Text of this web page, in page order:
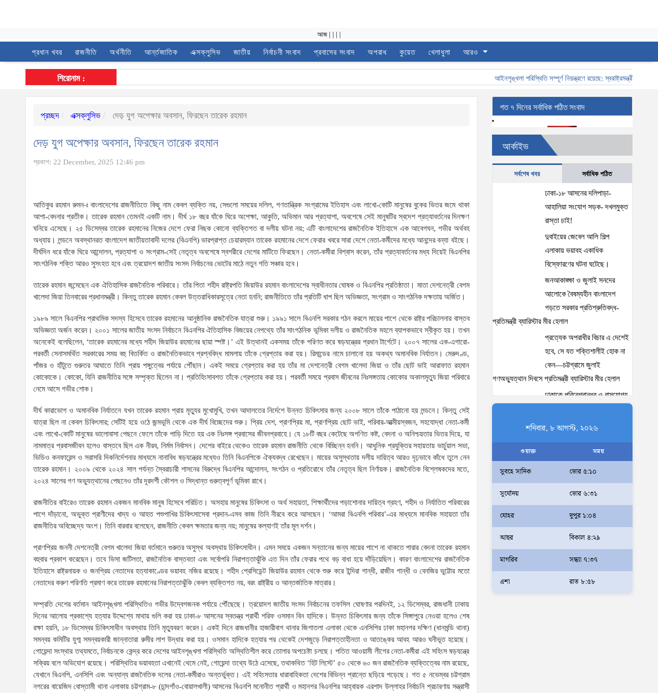
আজ
প্রধান খবর রাজনীতি অর্থনীতি আর্ন্তজাতিক এক্সক্লুসিভ জাতীয় নির্বাচনী সংবাদ প্রবাসের সংবাদ অপরাধ কুয়েত খেলাধুলা আরও
শিরোনাম : আইনশৃঙ্খলা পরিস্থিতি সম্পূর্ণ নিয়ন্ত্রণে রয়েছে: স্বরাষ্ট্রমন্ত্রী
প্রচ্ছদ এক্সক্লুসিভ দেড় যুগ অপেক্ষার অবসান, ফিরছেন তারেক রহমান
দেড় যুগ অপেক্ষার অবসান, ফিরছেন তারেক রহমান
প্রকাশ: 22 December, 2025 12:46 pm
আতিকুর রহমান রুমন-ঃ বাংলাদেশের রাজনীতিতে কিছু নাম কেবল ব্যক্তি নয়, সেগুলো সময়ের দলিল, গণতান্ত্রিক সংগ্রামের ইতিহাস এবং লাখো-কোটি মানুষের বুকের ভিতর জমে থাকা
আশা-বেদনার প্রতীক। তারেক রহমান তেমনই একটি নাম। দীর্ঘ ১৮ বছর যাঁকে ঘিরে অপেক্ষা, আকুতি, অভিমান আর প্রত্যাশা, অবশেষে সেই মানুষটির স্বদেশ প্রত্যাবর্তনের দিনক্ষণ
ঘনিয়ে এসেছে। ২৫ ডিসেম্বর তারেক রহমানের নিজের দেশে ফেরা নিছক কোনো ব্যক্তিগত বা দলীয় ঘটনা নয়; এটি বাংলাদেশের রাজনৈতিক ইতিহাসে এক আবেগঘন, গভীর অর্থবহ
অধ্যায়। লন্ডনে অবস্থানরত বাংলাদেশ জাতীয়তাবাদী দলের (বিএনপি) ভারপ্রাপ্ত চেয়ারম্যান তারেক রহমানের দেশে ফেরার খবরে সারা দেশে নেতা-কর্মীদের মধ্যে আনন্দের বন্যা বইছে।
দীর্ঘদিন ধরে যাঁকে ঘিরে আন্দোলন, প্রত্যাশা ও সংগ্রাম-সেই নেতৃত্ব অবশেষে স্বশরীরে দেশের মাটিতে ফিরছেন। নেতা-কর্মীরা বিশ্বাস করেন, তাঁর প্রত্যাবর্তনের মধ্য দিয়েই বিএনপির
সাংগঠনিক শক্তি আরও সুসংহত হবে এবং ত্রয়োদশ জাতীয় সংসদ নির্বাচনের ভোটের মাঠে নতুন গতি সঞ্চার হবে।
তারেক রহমান জন্মেছেন এক ঐতিহাসিক রাজনৈতিক পরিবারে। তাঁর পিতা শহীদ রাষ্ট্রপতি জিয়াউর রহমান বাংলাদেশের স্বাধীনতার ঘোষক ও বিএনপির প্রতিষ্ঠাতা। মাতা দেশনেত্রী বেগম
খালেদা জিয়া তিনবারের প্রধানমন্ত্রী। কিন্তু তারেক রহমান কেবল উত্তরাধিকারসূত্রে নেতা হননি; রাজনীতিতে তাঁর প্রতিটি ধাপ ছিল অভিজ্ঞতা, সংগ্রাম ও সাংগঠনিক দক্ষতায় অর্জিত।
১৯৮৯ সালে বিএনপির প্রাথমিক সদস্য হিসেবে তারেক রহমানের আনুষ্ঠানিক রাজনৈতিক যাত্রা শুরু। ১৯৯১ সালে বিএনপি সরকার গঠন করলে মায়ের পাশে থেকে রাষ্ট্র পরিচালনার বাস্তব
অভিজ্ঞতা অর্জন করেন। ২০০১ সালের জাতীয় সংসদ নির্বাচনে বিএনপির ঐতিহাসিক বিজয়ের নেপথ্যে তাঁর সাংগঠনিক ভূমিকা দলীয় ও রাজনৈতিক মহলে ব্যাপকভাবে স্বীকৃত হয়। তখন
অনেকেই বলেছিলেন, ‘তারেক রহমানের মধ্যে শহীদ জিয়াউর রহমানের ছায়া স্পষ্ট।’ এই উত্থানই একসময় তাঁকে পরিণত করে ষড়যন্ত্রের প্রধান টার্গেটে। ২০০৭ সালের এক-এগারো-
পরবর্তী সেনাসমর্থিত সরকারের সময় বহু বিতর্কিত ও রাজনৈতিকভাবে প্রশ্নবিদ্ধ মামলায় তাঁকে গ্রেপ্তার করা হয়। রিমান্ডের নামে চালানো হয় অকথ্য অমানবিক নির্যাতন। মেরুদণ্ড,
পাঁজর ও হাঁটুতে গুরুতর আঘাতে তিনি প্রায় পঙ্গুত্বের পর্যায়ে পৌঁছান। একই সময়ে গ্রেপ্তার করা হয় তাঁর মা দেশনেত্রী বেগম খালেদা জিয়া ও তাঁর ছোট ভাই আরাফাত রহমান
কোকোকে। কোকো, যিনি রাজনীতির সঙ্গে সম্পৃক্ত ছিলেন না। প্রতিহিংসাবশত তাঁকে গ্রেপ্তার করা হয়। পরবর্তী সময়ে প্রবাস জীবনের নিঃসঙ্গতায় কোকোর অকালমৃত্যু জিয়া পরিবারে
নেমে আসে গভীর শোক।
দীর্ঘ কারাভোগ ও অমানবিক নির্যাতনে যখন তারেক রহমান প্রায় মৃত্যুর মুখোমুখি, তখন আদালতের নির্দেশে উন্নত চিকিৎসার জন্য ২০০৮ সালে তাঁকে পাঠানো হয় লন্ডনে। কিন্তু সেই
যাত্রা ছিল না কেবল চিকিৎসার; সেটিই হয়ে ওঠে জন্মভূমি থেকে এক দীর্ঘ বিচ্ছেদের শুরু। প্রিয় দেশ, প্রাণপ্রিয় মা, প্রাণপ্রিয় ছোট ভাই, পরিবার-আত্মীয়স্বজন, সহযোদ্ধা নেতা-কর্মী
এবং লাখো-কোটি মানুষের ভালোবাসা পেছনে ফেলে তাঁকে পাড়ি দিতে হয় এক নিঃসঙ্গ প্রবাসের জীবনপ্রবাহে। যে ১৮টি বছর কেটেছে অগণিত কষ্ট, বেদনা ও অনিশ্চয়তার ভিতর দিয়ে, যা
নামমাত্র প্রবাসজীবন হলেও বাস্তবে ছিল এক নীরব, নির্মম নির্বাসন। দেশের বাইরে থেকেও তারেক রহমান রাজনীতি থেকে বিচ্ছিন্ন হননি। আধুনিক প্রযুক্তির সহায়তায় ভার্চুয়াল সভা,
ভিডিও কনফারেন্স ও সরাসরি দিকনির্দেশনার মাধ্যমে নানাবিধ ষড়যন্ত্রের মধ্যেও তিনি বিএনপিকে ঐক্যবদ্ধ রেখেছেন। মায়ের অসুস্থতায় দলীয় দায়িত্ব আরও দৃঢ়ভাবে কাঁধে তুলে নেন
তারেক রহমান। ২০০৯ থেকে ২০২৪ সাল পর্যন্ত স্বৈরাচারী শাসনের বিরুদ্ধে বিএনপির আন্দোলন, সংগঠন ও প্রতিরোধে তাঁর নেতৃত্ব ছিল নির্ণায়ক। রাজনৈতিক বিশ্লেষকদের মতে,
২০২৪ সালের গণ অভ্যুত্থানের পেছনেও তাঁর দূরদর্শী কৌশল ও সিদ্ধান্ত গুরুত্বপূর্ণ ভূমিকা রাখে।
রাজনীতির বাইরেও তারেক রহমান একজন মানবিক মানুষ হিসেবে পরিচিত। অসহায় মানুষের চিকিৎসা ও অর্থ সহায়তা, শিক্ষার্থীদের পড়াশোনার দায়িত্ব গ্রহণ, শহীদ ও নির্যাতিত পরিবারের
পাশে দাঁড়ানো, অভুক্ত প্রাণীদের খাদ্য ও আহত পশুপাখির চিকিৎসাসেবা প্রদান-এসব কাজ তিনি নীরবে করে আসছেন। ‘আমরা বিএনপি পরিবার’-এর মাধ্যমে মানবিক সহায়তা তাঁর
রাজনীতির অবিচ্ছেদ্য অংশ। তিনি বারবার বলেছেন, রাজনীতি কেবল ক্ষমতার জন্য নয়; মানুষের কল্যাণই তাঁর মূল দর্শন।
প্রাণপ্রিয় জননী দেশনেত্রী বেগম খালেদা জিয়া বর্তমানে গুরুতর অসুস্থ অবস্থায় চিকিৎসাধীন। এমন সময়ে একজন সন্তানের জন্য মায়ের পাশে না থাকতে পারার বেদনা তারেক রহমান
বহুবার প্রকাশ করেছেন। তবে ভিসা জটিলতা, রাজনৈতিক বাস্তবতা এবং সর্বোপরি নিরাপত্তাঝুঁকি এত দিন তাঁর ফেরার পথে বড় বাধা হয়ে দাঁড়িয়েছিল। কারণ বাংলাদেশের রাজনৈতিক
ইতিহাসে রাষ্ট্রনায়ক ও জনপ্রিয় নেতাদের হত্যাকাণ্ডের ভয়াবহ নজির রয়েছে। শহীদ প্রেসিডেন্ট জিয়াউর রহমান থেকে শুরু করে ইন্দিরা গান্ধী, রাজীব গান্ধী ও বেনজির ভুট্টোর মতো
নেতাদের করুণ পরিণতি প্রমাণ করে তারেক রহমানের নিরাপত্তাঝুঁকি কেবল ব্যক্তিগত নয়, বরং রাষ্ট্রীয় ও আন্তর্জাতিক মাত্রার।
সম্প্রতি দেশের বর্তমান আইনশৃঙ্খলা পরিস্থিতিও গভীর উদ্বেগজনক পর্যায়ে পৌঁছেছে। ত্রয়োদশ জাতীয় সংসদ নির্বাচনের তফসিল ঘোষণার পরদিনই, ১২ ডিসেম্বর, রাজধানী ঢাকায়
দিনের আলোয় প্রকাশ্যে হত্যার উদ্দেশ্যে মাথায় গুলি করা হয় ঢাকা-৮ আসনের স্বতন্ত্র প্রার্থী শরিফ ওসমান বিন হাদিকে। উন্নত চিকিৎসার জন্য তাঁকে সিঙ্গাপুরে নেওয়া হলেও শেষ
রক্ষা হয়নি, ১৮ ডিসেম্বর চিকিৎসাধীন অবস্থায় তিনি মৃত্যুবরণ করেন। একই দিনে রাজধানীর হাজারীবাগ থানার জিগাতলা এলাকা থেকে এনসিপির ঢাকা মহানগর দক্ষিণ (ধানমন্ডি থানা)
সমন্বয় কমিটির যুগ্ম সমন্বয়কারী জান্নাতারা রুমীর লাশ উদ্ধার করা হয়। ওসমান হাদিকে হত্যার পর থেকেই দেশজুড়ে নিরাপত্তাহীনতা ও আতঙ্কের আবহ আরও ঘনীভূত হয়েছে।
গোয়েন্দা সংস্থার তথ্যমতে, নির্বাচনকে কেন্দ্র করে দেশের আইনশৃঙ্খলা পরিস্থিতি অস্থিতিশীল করে তোলার অপচেষ্টা চলছে। পতিত আওয়ামী লীগের নেতা-কর্মীরা এই সহিংস ষড়যন্ত্রে
সক্রিয় বলে অভিযোগ রয়েছে। পরিস্থিতির ভয়াবহতা এখানেই থেমে নেই, গোয়েন্দা তথ্যে উঠে এসেছে, তথাকথিত ‘হিট লিস্টে’ ৫০ থেকে ৬০ জন রাজনৈতিক ব্যক্তিত্বের নাম রয়েছে,
যেখানে বিএনপি, এনসিপি এবং অন্যান্য রাজনৈতিক দলের নেতা-কর্মীরাও অন্তর্ভুক্ত। এই সহিংসতার ধারাবাহিকতা দেশের বিভিন্ন প্রান্তে ছড়িয়ে পড়েছে। গত ৫ নভেম্বর চট্টগ্রাম
নগরের বায়েজিদ বোস্তামী থানা এলাকায় চট্টগ্রাম-৮ (চান্দগাঁও-বোয়ালখালী) আসনের বিএনপি মনোনীত প্রার্থী ও মহানগর বিএনপির আহ্বায়ক এরশাদ উল্লাহর নির্বাচনি প্রচারণায় সন্ত্রাসী
গত ৭ দিনের সর্বাধিক পঠিত সংবাদ
আর্কাইভ
সর্বশেষ খবর সর্বাধিক পঠিত
ঢাকা-১৮ আসনের দলিপাড়া-
আহালিয়া সংযোগ সড়ক- দখলমুক্ত
রাস্তা চাই!
দুবাইয়ের জেবেল আলি শিল্প
এলাকায় ভয়াবহ একাধিক
বিস্ফোরণের ঘটনা ঘটেছে।
জনআকাঙ্ক্ষা ও জুলাই সনদের
আলোকে বৈষম্যহীন বাংলাদেশ
গড়তে সরকার প্রতিশ্রুতিবদ্ধ-
প্রতিমন্ত্রী ব্যারিস্টার মীর হেলাল
প্রত্যেক অপরাধীর বিচার এ দেশেই
হবে, সে যত শক্তিশালীই হোক না
কেন—চট্টগ্রামে জুলাই
গণঅভ্যুত্থান দিবসে প্রতিমন্ত্রী ব্যারিস্টার মীর হেলাল
ঢাকাকে পরিবেশবান্ধব ও বাসযোগ্য
নাগরিকদের দায়িত্বশীল ভূমিকা
ব্যারিস্টার মীর হেলাল
কার্যকর উদ্যোগ নেয়ার আহ্বান
পার্বত্য প্রতিমন্ত্রীর
খুনের মামলায় গ্রেপ্তার তার স্বামী
শনিবার, ৮ আগস্ট, ২০২৬
ওয়াক্ত সময়
সুবহে সাদিক ভোর ৫:১০
সূর্যোদয় ভোর ৬:৩১
যোহর দুপুর ১:০৪
আছর বিকাল ৪:২৯
মাগরিব সন্ধ্যা ৭:৩৭
এশা রাত ৮:৫৮